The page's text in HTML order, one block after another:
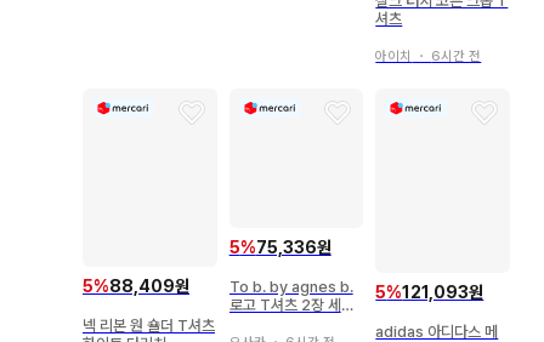
셔츠
아이치 ・ 6시간 전
5%88,409원
넥 리본 원 숄더 T셔츠
5%75,336원
To b. by agnes b.
로고 T셔츠 2장 세트
5%121,093원
adidas 아디다스 메